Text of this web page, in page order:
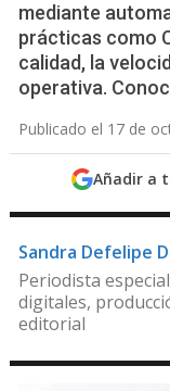
mediante
prácticas como
calidad, la
operativa.
Publicado el 17 de
Añadir a
Sandra Defelipe
Periodista
digitales,
editorial